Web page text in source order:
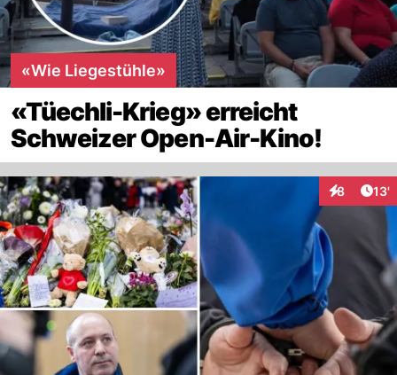
«Wie Liegestühle»
«Tüechli-Krieg» erreicht
Schweizer Open-Air-Kino!
8 13'